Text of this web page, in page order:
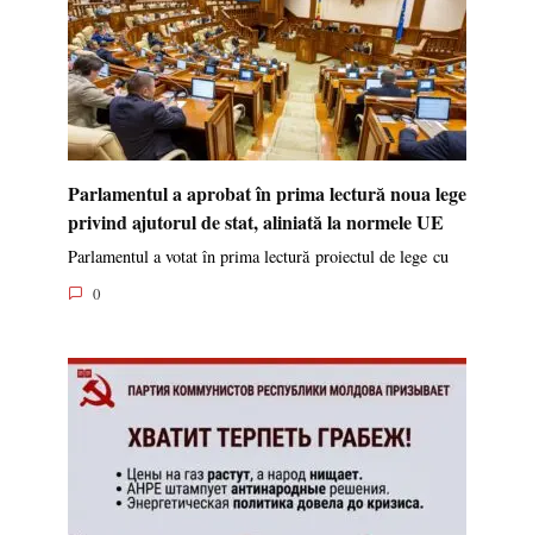
Parlamentul a aprobat în prima lectură noua lege
privind ajutorul de stat, aliniată la normele UE
Parlamentul a votat în prima lectură proiectul de lege cu
0